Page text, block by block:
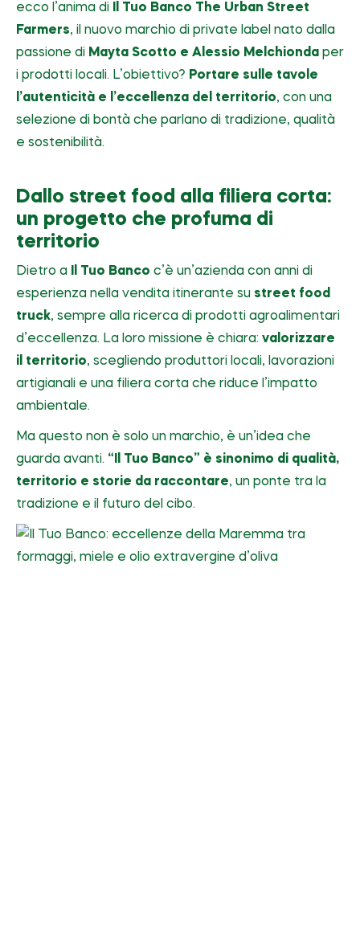
ecco l’anima di
Il Tuo Banco The Urban Street
Farmers, il nuovo marchio di private label nato dalla
passione di Mayta Scotto e Alessio Melchionda per
i prodotti locali. L’obiettivo? Portare sulle tavole
l’autenticità e l’eccellenza del territorio, con una
selezione di bontà che parlano di tradizione, qualità
e sostenibilità.
Dallo street food alla filiera corta:
un progetto che profuma di
territorio
Dietro a Il Tuo Banco c’è un’azienda con anni di
esperienza nella vendita itinerante su street food
truck, sempre alla ricerca di prodotti agroalimentari
d’eccellenza. La loro missione è chiara: valorizzare
il territorio, scegliendo produttori locali, lavorazioni
artigianali e una filiera corta che riduce l’impatto
ambientale.
Ma questo non è solo un marchio, è un’idea che
guarda avanti. “Il Tuo Banco” è sinonimo di qualità,
territorio e storie da raccontare, un ponte tra la
tradizione e il futuro del cibo.